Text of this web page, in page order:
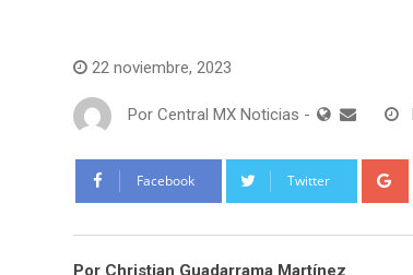
22 noviembre, 2023
Por Central MX Noticias -
Facebook Twitter
Por Christian Guadarrama Martínez